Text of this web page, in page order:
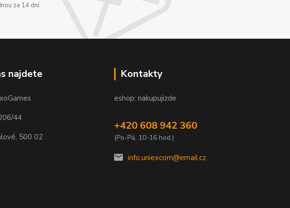
za 14 dní.
najdete
44
500 02
Kontakty
eshop: nakupujizde
+420 608 942 360
(Po-Pá, 10-16 hod.)
info.uniexcom@email.cz